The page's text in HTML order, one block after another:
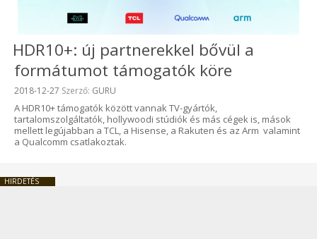
HDR10+: új partnerekkel bővül a
formátumot támogatók köre
Beküldve:
2018-12-27 Szerző: GURU
A HDR10+ támogatók között vannak TV-gyártók,
tartalomszolgáltatók, hollywoodi stúdiók és más cégek is, mások
mellett legújabban a TCL, a Hisense, a Rakuten és az Arm valamint
a Qualcomm csatlakoztak.
HIRDETÉS